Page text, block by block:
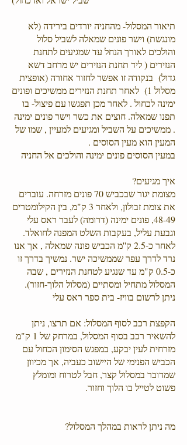
תיאור המסלול- מהחניה יורדים בירידה (לא
מונגשת) וישר פונים שמאלה לשביל סלול
והולכים לאורך הנחל עד שמגיעים לתחנת
הנזירים ( ליד תחנת הנזירים יש מרחב דשא
גדול) בנקודה זו אפשר לחזור אחורה (אופצית
מסלול 1) לאחר תחנת הנזירים ממשיכים ופונים
ימינה לכחול . לאחר מכן תפגשו עם פיצול- בו
תפנו שמאלה. חוצים את כשר וישר פונים ימינה
. ממשיכים על השביל ומגיעים למעיין , שמו של
המעין הוא מעין הסוסים .
במעין הסוסים פונים ימינה והולכים אל החניה
איך מגיעים?
מצומת יגור שבכביש 70 פונים מזרחה. עוברים
את צומת זבולון, ולאחר 3 ק"מ, בין הקילומטרים
48-49, פונים ימינה (דרומה) לעבר ראס עלי
וגבעת עליל, בעקבות השלט המפנה לחואלד.
לאחר כ-2.5 ק''מ הכביש פונה שמאלה , אך אנו
נרד לדרך עפר שממשיכה ישר. נמשיך בדרך זו
כ-0.5 ק"מ עד שנגיע לטחנת הנזירים , שבה
המסלול מתחיל ומסתיים (מסלול הלוך-חזור).
ניתן לרשום בוויז- בית ספר ראס עלי
הקפצת רכב לסוף המסלול: אם תרצו, ניתן
להשאיר רכב בסוף המסלול, במרחק של 1 ק"מ
מזרחית לעין יבקע, במפגש הסימון הכחול עם
הכביש הפנימי של היישוב כעביה, אך מכיוון
שמדובר במסלול קצר, חבל לטרוח ומומלץ
פשוט לטייל בו הלוך וחזור.​
מה ניתן לראות במהלך המסלול?